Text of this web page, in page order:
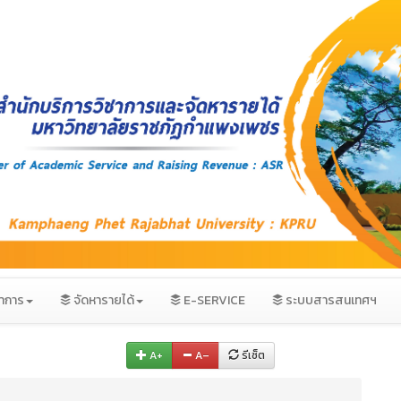
าร จัดหารายได้ E-SERVICE ระบบสารสนเทศฯ
A+ A– รีเซ็ต